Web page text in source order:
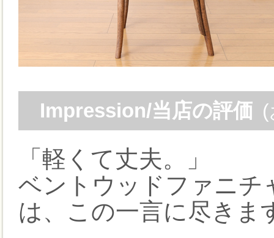
Impression/当店の評価
「軽くて丈夫。」
ベントウッドファニチ
は、この一言に尽きま